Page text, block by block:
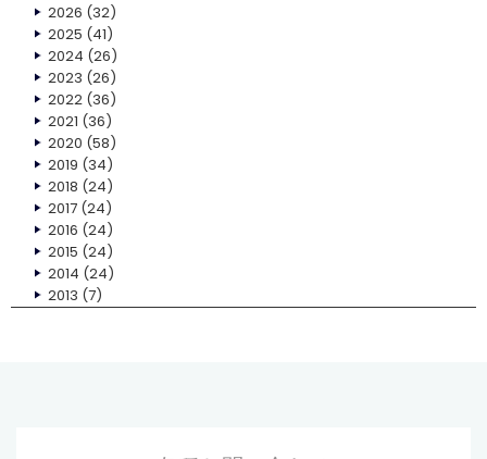
2026 (32)
2025 (41)
2024 (26)
2023 (26)
2022(36)
2021 (36)
2020 (58)
2019 (34)
2018 (24)
2017(24)
2016 (24)
2015 (24)
2014 (24)
2013 (7)